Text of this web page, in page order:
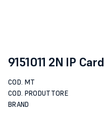
9151011 2N IP
COD. MT
COD. PRODUTTORE
BRAND